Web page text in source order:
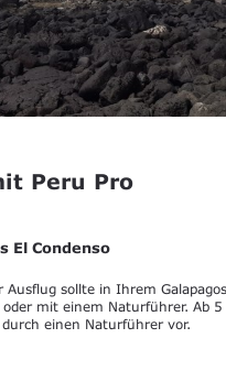
Peru Pro
El Condenso
Ausflug sollte in Ihrem
mit einem Naturführer. Ab
einen Naturführer vor.